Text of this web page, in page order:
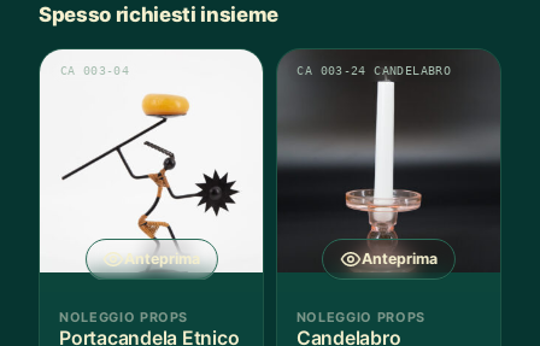
Spesso richiesti insieme
Anteprima
CA 003-04
NOLEGGIO PROPS
Portacandela Etnico
Anteprima
CA 003-24 CANDELABRO
NOLEGGIO PROPS
Candelabro